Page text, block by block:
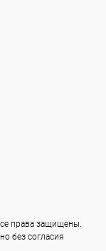
права защищены.
без согласия